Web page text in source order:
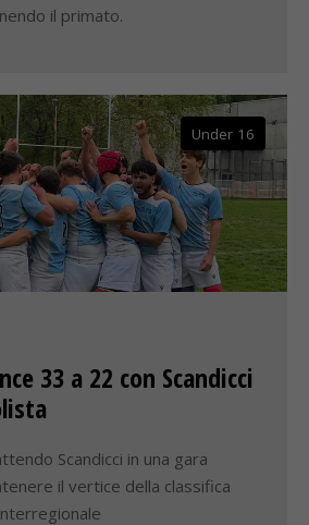
il primato.
Under 16
33 a 22 con Scandicci
Scandicci in una gara
il vertice della classifica